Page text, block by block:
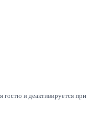
гостю и деактивируется при